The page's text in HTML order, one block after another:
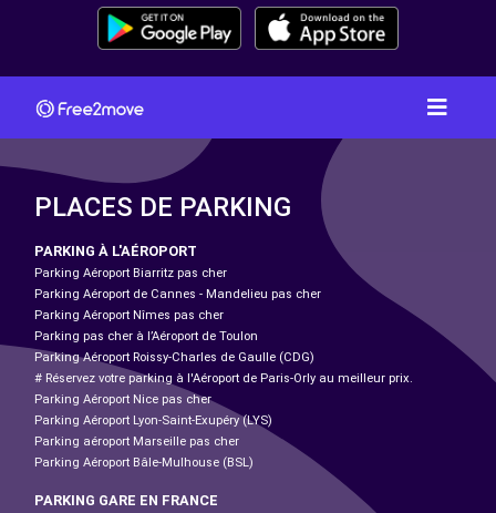
PLACES DE PARKING
PARKING À L'AÉROPORT
Parking Aéroport Biarritz pas cher
Parking Aéroport de Cannes - Mandelieu pas cher
Parking Aéroport Nîmes pas cher
Parking pas cher à l’Aéroport de Toulon
Parking Aéroport Roissy-Charles de Gaulle (CDG)
# Réservez votre parking à l'Aéroport de Paris-Orly au meilleur prix.
Parking Aéroport Nice pas cher
Parking Aéroport Lyon-Saint-Exupéry (LYS)
Parking aéroport Marseille pas cher
Parking Aéroport Bâle-Mulhouse (BSL)
PARKING GARE EN FRANCE